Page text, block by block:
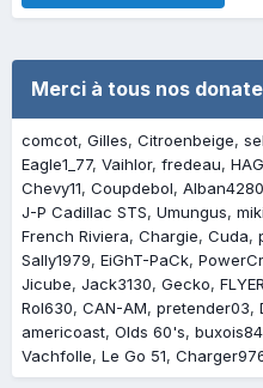
Merci à tous nos
comcot Gilles Citroenbeige
Eagle1_77 Vaihlor fredeau
Chevy11 Coupdebol
J-P Cadillac STS Umungus
French Riviera Chargie Cuda
Sally1979 EiGhT-PaCk
Jicube Jack3130 Gecko
Rol630 CAN-AM pretender03
americoast Olds 60's buxois84
Vachfolle Le Go 51